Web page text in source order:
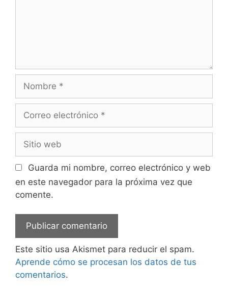
electrónico
web
Guarda mi nombre, correo electrónico y web
en este navegador para la próxima vez que
comente.
Este sitio usa Akismet para reducir el spam.
Aprende cómo se procesan los datos de tus
comentarios.